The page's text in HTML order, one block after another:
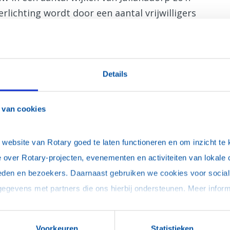
Details
cookies
van Rotary goed te laten functioneren en om inzicht te
Rotary-projecten, evenementen en activiteiten van lokale
en bezoekers. Daarnaast gebruiken we cookies voor
wordt door een aantal vrijwilligers